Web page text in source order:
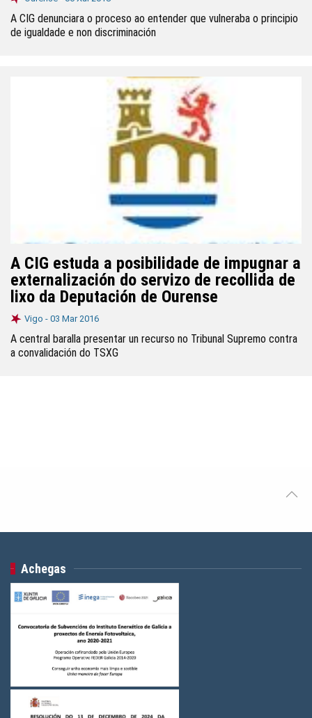
A CIG denunciara o proceso ao entender que vulneraba o principio
de igualdade e non discriminación
A CIG estuda a posibilidade de impugnar a
externalización do servizo de recollida de
lixo da Deputación de Ourense
Vigo - 03 Mar 2016
A central baralla presentar un recurso no Tribunal Supremo contra
a convalidación do TSXG
Achegas